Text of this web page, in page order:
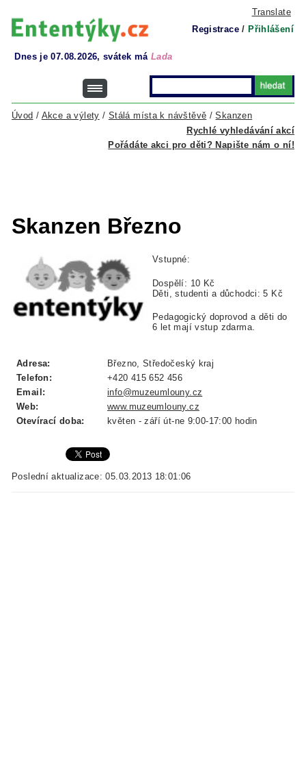
Translate
Registrace / Přihlášení
Dnes je 07.08.2026, svátek má Lada
Rychlé vyhledávání akcí
Úvod / Akce a výlety / Stálá místa k návštěvě /Skanzen
Pořádáte akci pro děti? Napište nám o ní!
Skanzen Březno
Vstupné:
Dospělí: 10 Kč
Děti, studenti a důchodci: 5 Kč
Pedagogický doprovod a děti do
6 let mají vstup zdarma.
Adresa:
Březno, Středočeský kraj
Telefon:
+420 415 652 456
Email:
info@muzeumlouny.cz
Web:
www.muzeumlouny.cz
Otevírací doba:
květen - září út-ne 9:00-17:00 hodin
Poslední aktualizace: 05.03.2013 18:01:06